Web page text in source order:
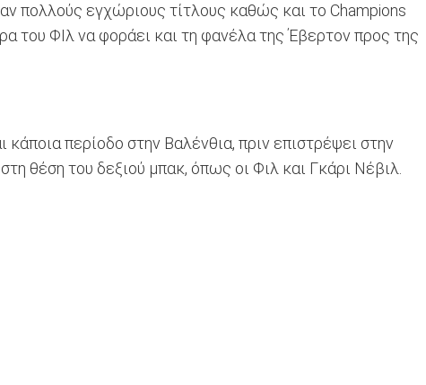
πολλούς εγχώριους τίτλους καθώς και το Champions
του ΦΙλ να φοράει και τη φανέλα της Έβερτον προς της
περίοδο στην Βαλένθια, πριν επιστρέψει στην
θέση του δεξιού μπακ, όπως οι Φιλ και Γκάρι Νέβιλ.